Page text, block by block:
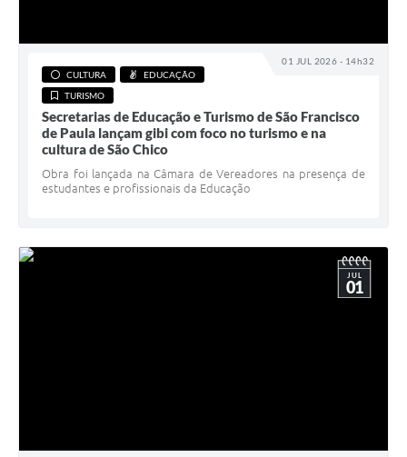
01 JUL 2026 - 14h32
CULTURA
EDUCAÇÃO
TURISMO
Secretarias de Educação e Turismo de São Francisco
de Paula lançam gibi com foco no turismo e na
cultura de São Chico
Obra foi lançada na Câmara de Vereadores na presença de
estudantes e profissionais da Educação
JUL
01